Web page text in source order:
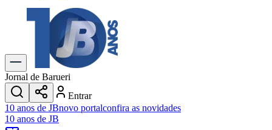
Explore Tudo
Últimas Notícias
Previsão do Tempo
Trânsito e Rotas
Dia a Dia & Lazer
Transportes
Gastronomia
Cinema & Shows
JogosNovo
Jornal de Barueri
Entrar
10 anos de JBnovo portalconfira as novidades
10 anos de JB